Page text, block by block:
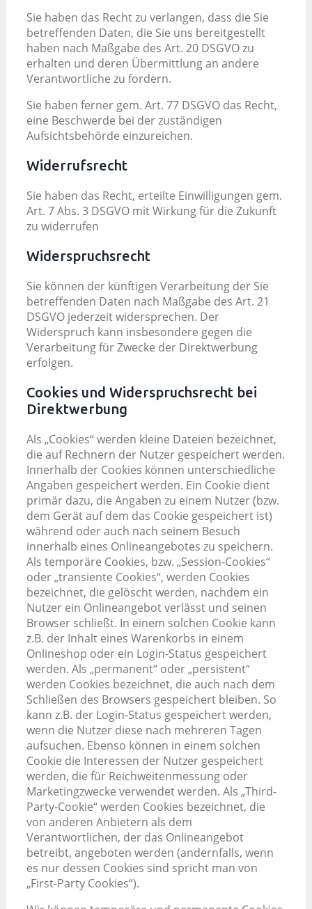
Sie haben das Recht zu verlangen, dass die Sie
betreffenden Daten, die Sie uns bereitgestellt
haben nach Maßgabe des Art. 20 DSGVO zu
erhalten und deren Übermittlung an andere
Verantwortliche zu fordern.
Sie haben ferner gem. Art. 77 DSGVO das Recht,
eine Beschwerde bei der zuständigen
Aufsichtsbehörde einzureichen.
Widerrufsrecht
Sie haben das Recht, erteilte Einwilligungen gem.
Art. 7 Abs. 3 DSGVO mit Wirkung für die Zukunft
zu widerrufen
Widerspruchsrecht
Sie können der künftigen Verarbeitung der Sie
betreffenden Daten nach Maßgabe des Art. 21
DSGVO jederzeit widersprechen. Der
Widerspruch kann insbesondere gegen die
Verarbeitung für Zwecke der Direktwerbung
erfolgen.
Cookies und Widerspruchsrecht bei
Direktwerbung
Als „Cookies“ werden kleine Dateien bezeichnet,
die auf Rechnern der Nutzer gespeichert werden.
Innerhalb der Cookies können unterschiedliche
Angaben gespeichert werden. Ein Cookie dient
primär dazu, die Angaben zu einem Nutzer (bzw.
dem Gerät auf dem das Cookie gespeichert ist)
während oder auch nach seinem Besuch
innerhalb eines Onlineangebotes zu speichern.
Als temporäre Cookies, bzw. „Session-Cookies“
oder „transiente Cookies“, werden Cookies
bezeichnet, die gelöscht werden, nachdem ein
Nutzer ein Onlineangebot verlässt und seinen
Browser schließt. In einem solchen Cookie kann
z.B. der Inhalt eines Warenkorbs in einem
Onlineshop oder ein Login-Status gespeichert
werden. Als „permanent“ oder „persistent“
werden Cookies bezeichnet, die auch nach dem
Schließen des Browsers gespeichert bleiben. So
kann z.B. der Login-Status gespeichert werden,
wenn die Nutzer diese nach mehreren Tagen
aufsuchen. Ebenso können in einem solchen
Cookie die Interessen der Nutzer gespeichert
werden, die für Reichweitenmessung oder
Marketingzwecke verwendet werden. Als „Third-
Party-Cookie“ werden Cookies bezeichnet, die
von anderen Anbietern als dem
Verantwortlichen, der das Onlineangebot
betreibt, angeboten werden (andernfalls, wenn
es nur dessen Cookies sind spricht man von
„First-Party Cookies“).